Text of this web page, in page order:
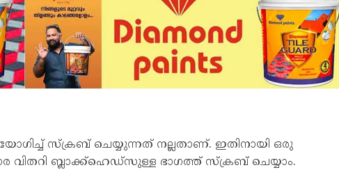
സ്ക്രബ് ചെയ്യുന്നത് നല്ലതാണ്. ഇതിനായി ഒരു
വിതറി ബ്ലാക്ക്ഹെഡ്‌സുള്ള ഭാഗത്ത് സ്‌ക്രബ് ചെയ്യാം.